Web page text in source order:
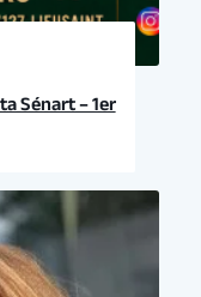
Sénart – 1er